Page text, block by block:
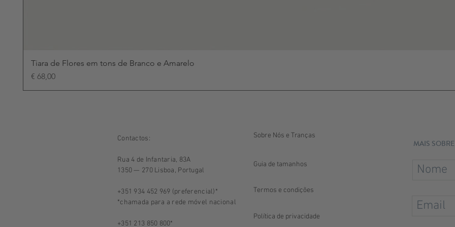
Tiara de Flores em tons de Branco e Amarelo
Preço
€ 68,00
Contactos:
Rua 4 de Infantaria, 83A
1350 — 270 Lisboa, Portugal
+351 934 452 969 (preferencial)*
*chamada para a rede móvel nacional
+351 213 850 800*
Sobre Nós e Tranças
Guia de tamanhos
Termos e condições
Política de privacidade
MAIS